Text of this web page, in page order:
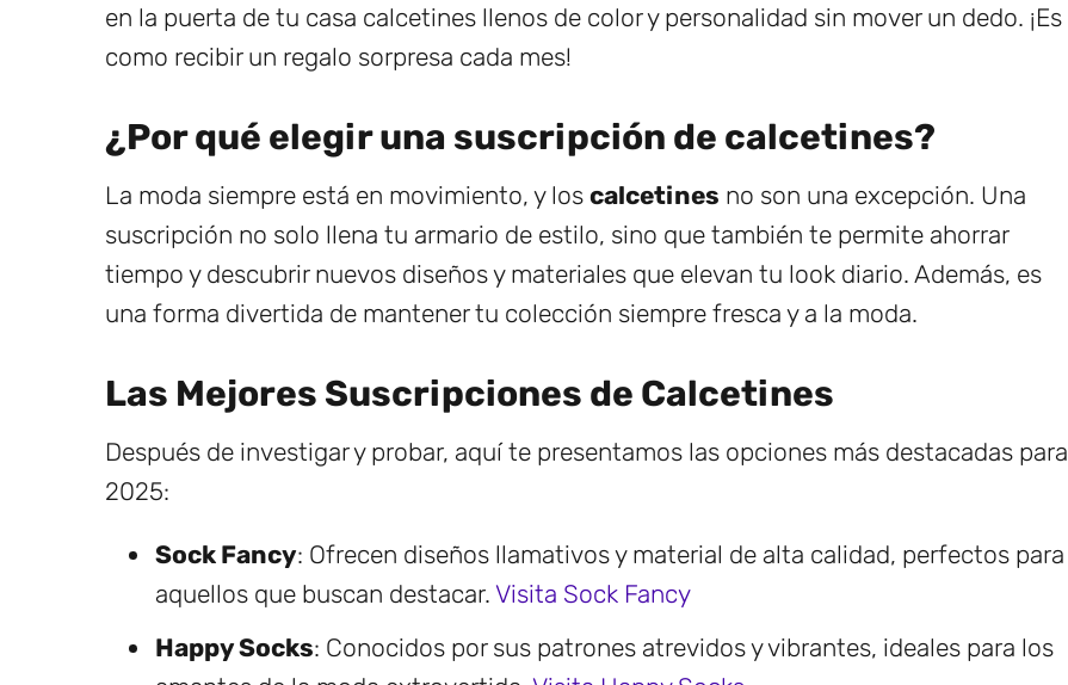
en la puerta de tu casa calcetines llenos de color y personalidad sin mover un dedo. ¡Es
como recibir un regalo sorpresa cada mes!
¿Por qué elegir una suscripción de calcetines?
La moda siempre está en movimiento, y los calcetines no son una excepción. Una
suscripción no solo llena tu armario de estilo, sino que también te permite ahorrar
tiempo y descubrir nuevos diseños y materiales que elevan tu look diario. Además, es
una forma divertida de mantener tu colección siempre fresca y a la moda.
Las Mejores Suscripciones de Calcetines
Después de investigar y probar, aquí te presentamos las opciones más destacadas para
2025:
Sock Fancy: Ofrecen diseños llamativos y material de alta calidad, perfectos para
aquellos que buscan destacar. Visita Sock Fancy
Happy Socks: Conocidos por sus patrones atrevidos y vibrantes, ideales para los